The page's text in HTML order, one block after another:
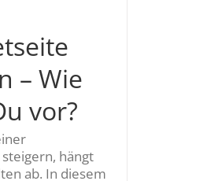
– Wie
vor?
hängt
ab. In diesem